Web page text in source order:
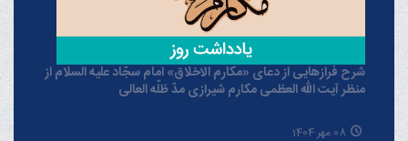
شرح فرازهایی از دعای «مکارم الاخلاق» امام سجّاد علیه السلام از
منظر آیت الله العظمی مکارم شیرازی مدّ ظلّه العالی
08 مهر 1404